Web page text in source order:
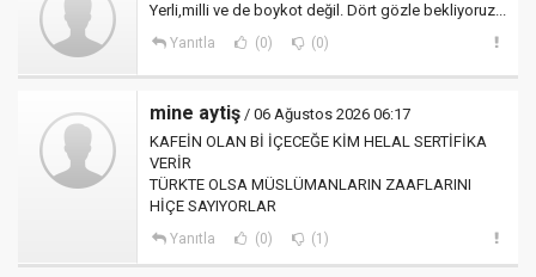
Yerli,milli ve de boykot değil. Dört gözle bekliyoruz...
Yanıtla (0) (0)
mine aytiş / 06 Ağustos 2026 06:17
KAFEİN OLAN Bİ İÇECEĞE KİM HELAL SERTİFİKA
VERİR
TÜRKTE OLSA MÜSLÜMANLARIN ZAAFLARINI
HİÇE SAYIYORLAR
Yanıtla (0) (1)